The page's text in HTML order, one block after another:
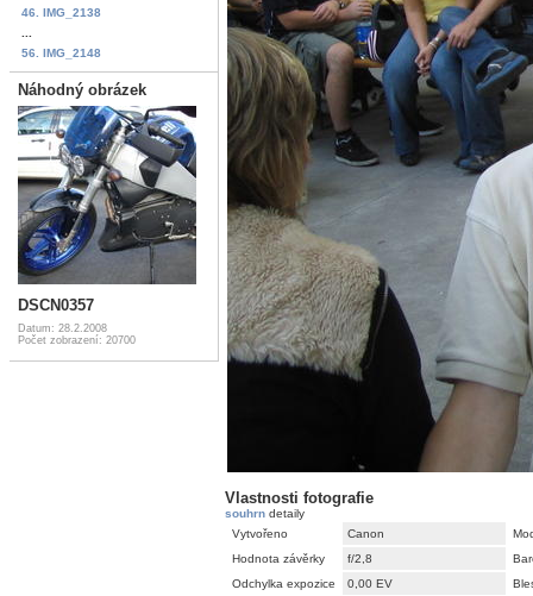
46. IMG_2138
56. IMG_2148
Náhodný obrázek
DSCN0357
Datum: 28.2.2008
Počet zobrazení: 20700
Vlastnosti fotografie
souhrn detaily
Vytvořeno
Canon
Hodnota závěrky
f/2,8
Odchylka expozice
0,00 EV